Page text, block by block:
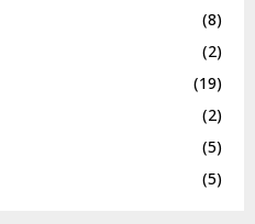
(8)
(2)
(19)
(2)
(5)
(5)